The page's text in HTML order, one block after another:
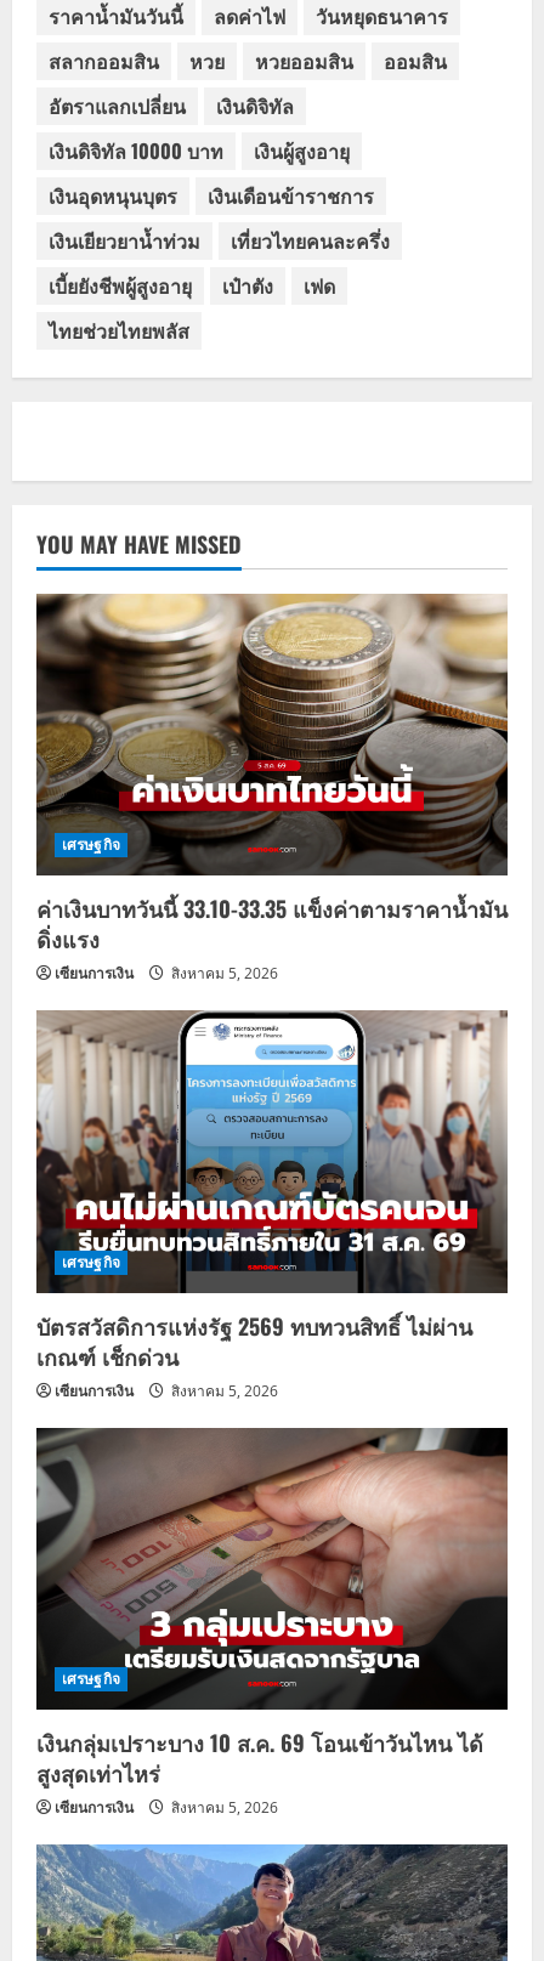
ราคาน้ำมันวันนี้
ลดค่าไฟ
วันหยุดธนาคาร
สลากออมสิน
หวย หวยออมสิน
ออมสิน
อัตราแลกเปลี่ยน
เงินดิจิทัล
เงินดิจิทัล 10000 บาท
เงินผู้สูงอายุ
เงินอุดหนุนบุตร
เงินเดือนข้าราชการ
เงินเยียวยาน้ำท่วม
เที่ยวไทยคนละครึ่ง
เบี้ยยังชีพผู้สูงอายุ
เป๋าตัง
เฟด
ไทยช่วยไทยพลัส
YOU MAY HAVE MISSED
เศรษฐกิจ
ค่าเงินบาทวันนี้ 33.10-33.35 แข็งค่าตามราคาน้ำมัน
ดิ่งแรง
เซียนการเงิน สิงหาคม 5, 2026
เศรษฐกิจ
บัตรสวัสดิการแห่งรัฐ 2569 ทบทวนสิทธิ์ ไม่ผ่าน
เกณฑ์ เช็กด่วน
เซียนการเงิน สิงหาคม 5, 2026
เศรษฐกิจ
เงินกลุ่มเปราะบาง 10 ส.ค. 69 โอนเข้าวันไหน ได้
สูงสุดเท่าไหร่
เซียนการเงิน สิงหาคม 5, 2026